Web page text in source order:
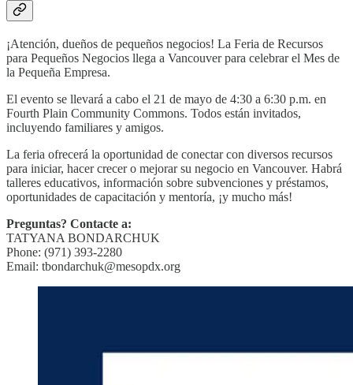
¡Atención, dueños de pequeños negocios! La Feria de Recursos
para Pequeños Negocios llega a Vancouver para celebrar el Mes de
la Pequeña Empresa.
El evento se llevará a cabo el 21 de mayo de 4:30 a 6:30 p.m. en
Fourth Plain Community Commons. Todos están invitados,
incluyendo familiares y amigos.
La feria ofrecerá la oportunidad de conectar con diversos recursos
para iniciar, hacer crecer o mejorar su negocio en Vancouver. Habrá
talleres educativos, información sobre subvenciones y préstamos,
oportunidades de capacitación y mentoría, ¡y mucho más!
Preguntas? Contacte a:
TATYANA BONDARCHUK
Phone: (971) 393-2280
Email: tbondarchuk@mesopdx.org